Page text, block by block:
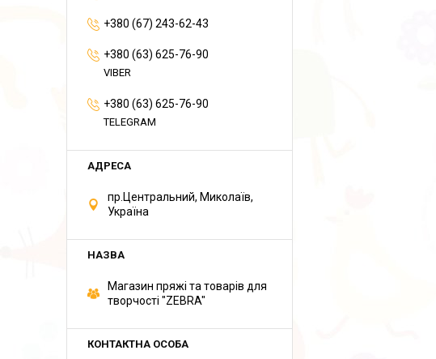
+380 (67) 243-62-43
+380 (63) 625-76-90
VIBER
+380 (63) 625-76-90
TELEGRAM
пр.Центральний, Миколаїв,
Україна
Магазин пряжі та товарів для
творчості "ZEBRA"